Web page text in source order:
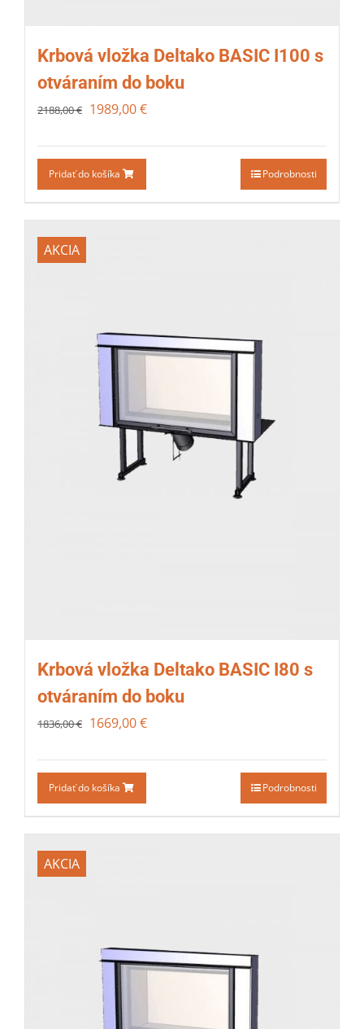
Krbová vložka Deltako BASIC I100 s
otváraním do boku
2188,00€ 1989,00€
Pridať do košíka Podrobnosti
AKCIA
Krbová vložka Deltako BASIC I80 s
otváraním do boku
1836,00€ 1669,00€
Pridať do košíka Podrobnosti
AKCIA